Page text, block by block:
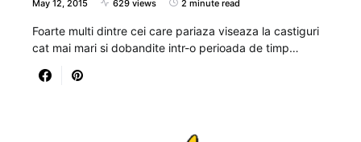
May 12, 2015 629 views 2 minute read
Foarte multi dintre cei care pariaza viseaza la castiguri
cat mai mari si dobandite intr-o perioada de timp…